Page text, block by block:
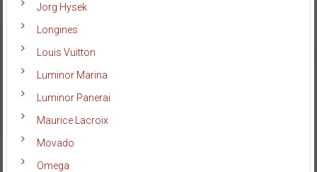
Jorg Hysek
Longines
Louis Vuitton
Luminor Marina
Luminor Panerai
Maurice Lacroix
Movado
Omega